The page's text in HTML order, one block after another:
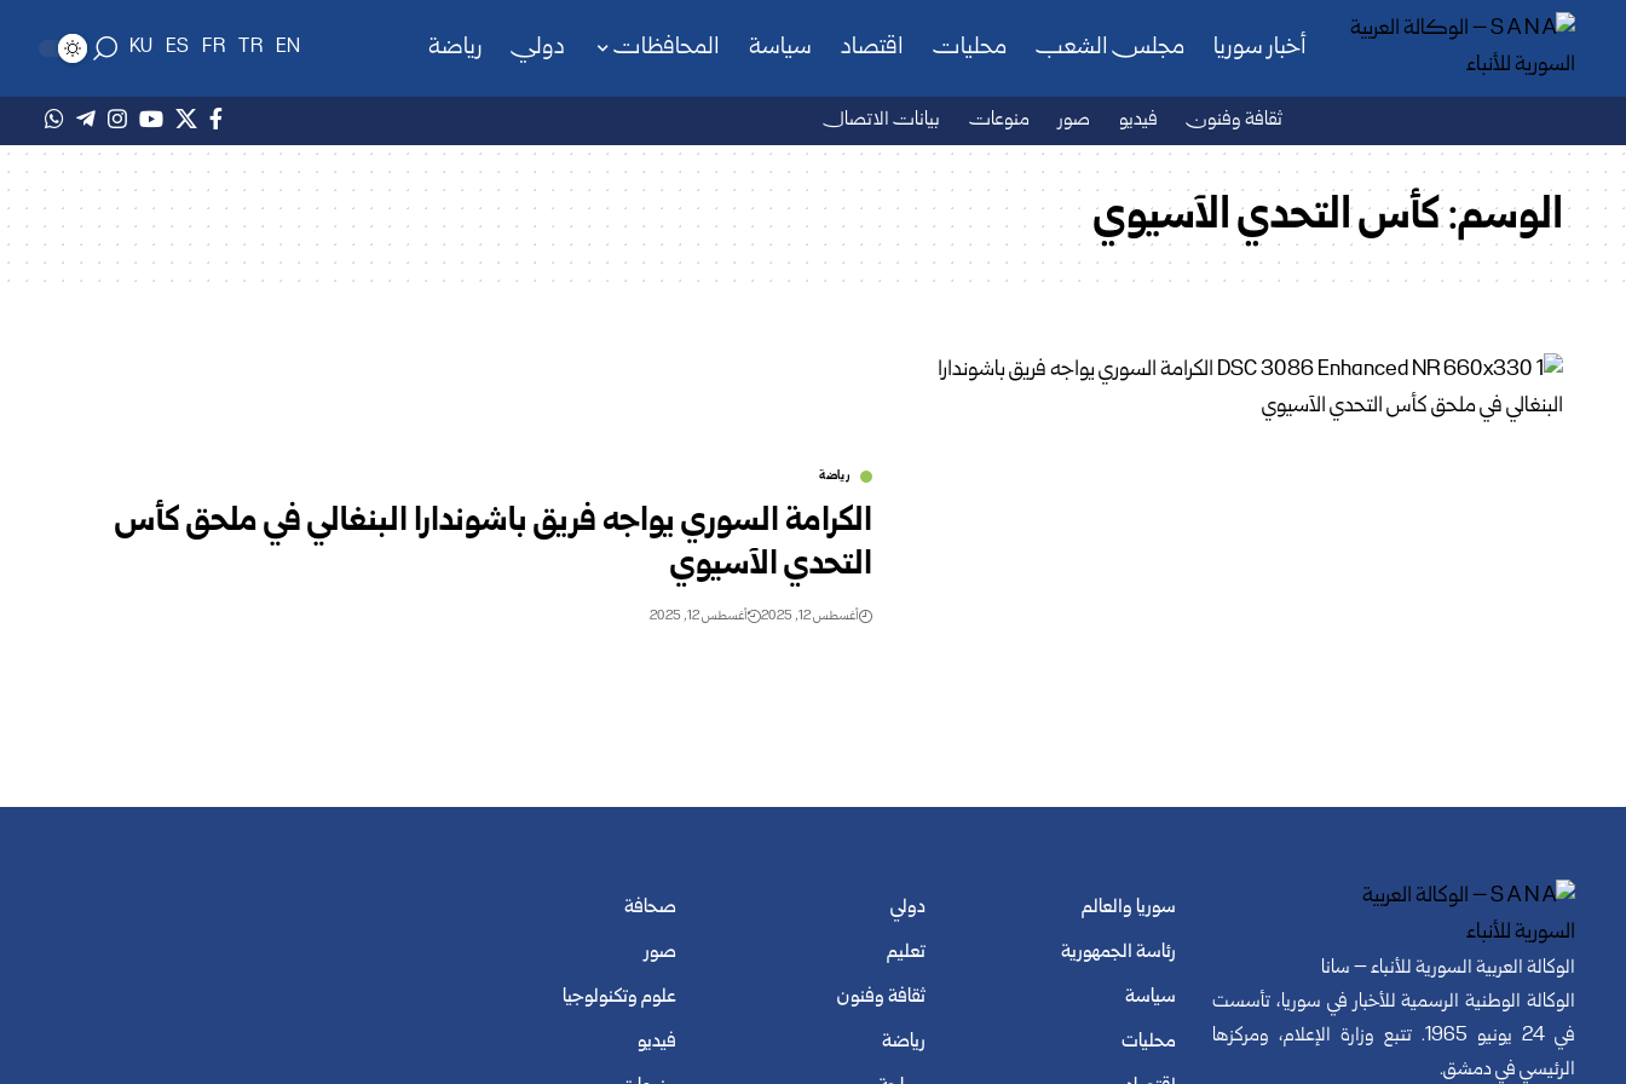
أخبار سوريا مجلس الشعب محليات اقتصاد سياسة المحافظات دولي رياضة EN
TR
FR
ES
KU
ثقافة وفنون فيديو صور منوعات بيانات الاتصال
الوسم:كأس التحدي الآسيوي
رياضة
الكرامة السوري يواجه فريق باشوندارا البنغالي في ملحق كأس
التحدي الآسيوي
أغسطس 12, 2025 أغسطس 12, 2025
الوكالة العربية السورية للأنباء – سانا
الوكالة الوطنية الرسمية للأخبار في سوريا، تأسست
في 24 يونيو 1965. تتبع وزارة الإعلام، ومركزها
الرئيسي في دمشق.
سوريا والعالم
رئاسة الجمهورية
سياسة
محليات
دولي
تعليم
ثقافة وفنون
رياضة
صحافة
صور
علوم وتكنولوجيا
فيديو